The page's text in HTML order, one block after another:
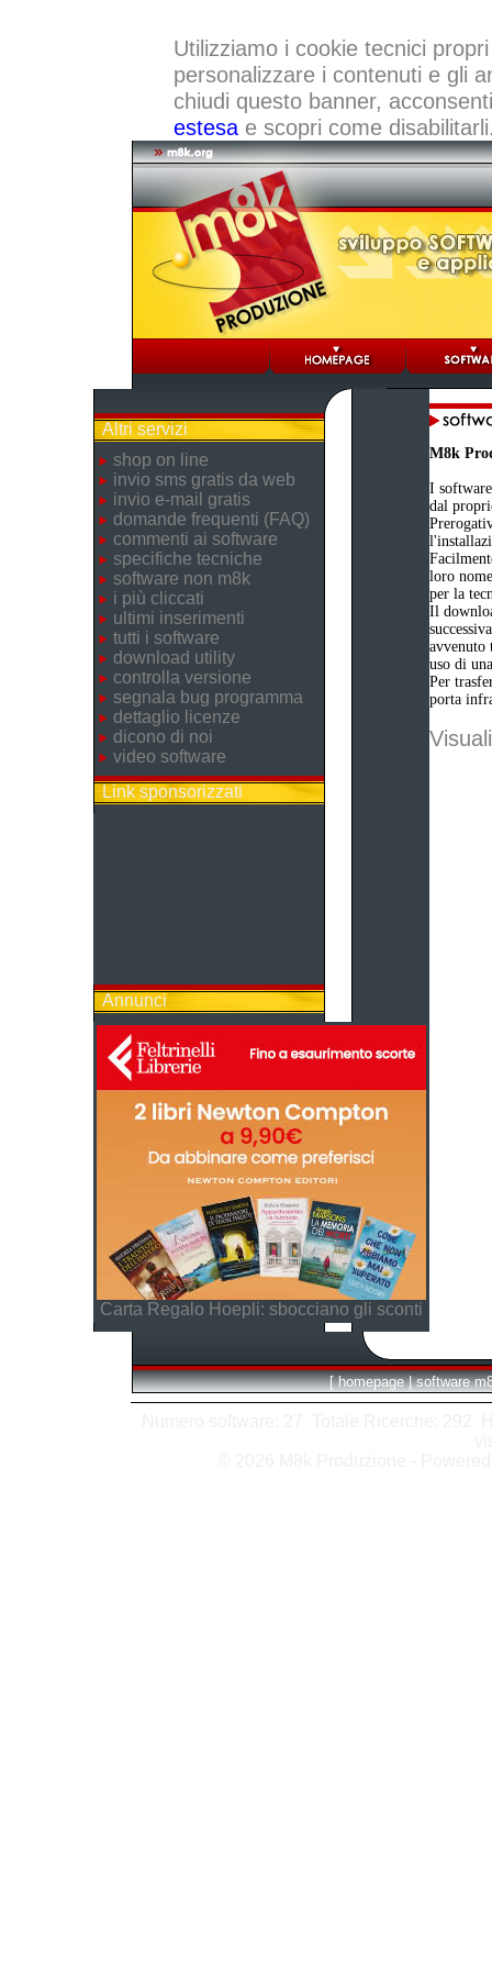
Utilizziamo i cookie tecnici
personalizzare i contenuti e gli
chiudi questo banner,
estesae scopri come
Altri servizi
shop on line
invio sms gratis da web
invio e-mail gratis
domande frequenti (FAQ)
commenti ai software
specifiche tecniche
software non m8k
i più cliccati
ultimi inserimenti
tutti i software
download utility
controlla versione
segnala bug programma
dettaglio licenze
dicono di noi
video software
Link sponsorizzati
Annunci
Carta Regalo Hoepli: sbocciano gli sconti
M8k
I
dal
loro
per la
Il
avvenuto
uso di
Per
porta
[ homepage | software